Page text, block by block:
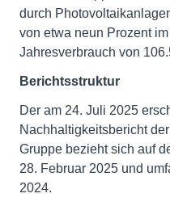
durch
von etwa neun Prozent
Jahresverbrauch von
Berichtsstruktur
Der am 24. Juli 2025
Nachhaltigkeitsbericht
Gruppe bezieht sich auf
28. Februar 2025 und
2024.